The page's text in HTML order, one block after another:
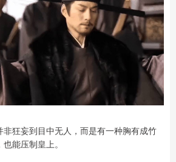
狂妄到目中无人，而是有一种胸有成竹
能压制皇上。